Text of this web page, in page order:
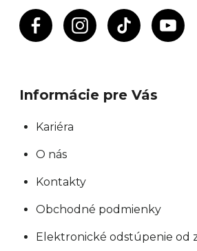
Informácie pre Vás
Kariéra
O nás
Kontakty
Obchodné podmienky
Elektronické odstúpenie od